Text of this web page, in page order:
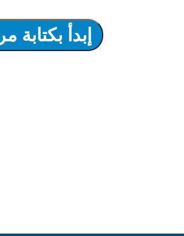
إبدأ بكتابة